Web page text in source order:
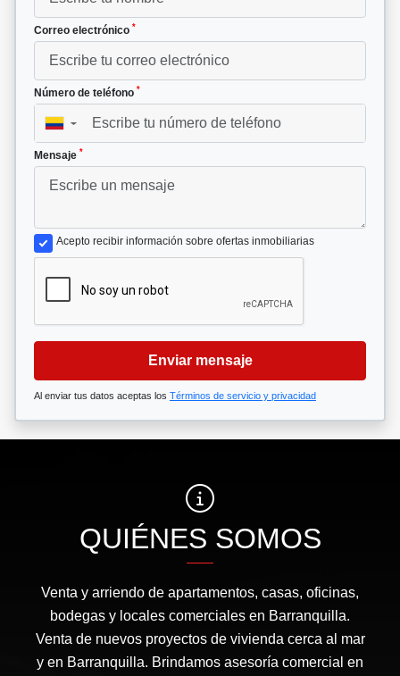
Correo electrónico *
Número de teléfono *
▼
Mensaje *
Acepto recibir información sobre ofertas inmobiliarias
Enviar mensaje
Al enviar tus datos aceptas los Términos de servicio y privacidad
QUIÉNES SOMOS
Venta y arriendo de apartamentos, casas, oficinas,
bodegas y locales comerciales en Barranquilla.
Venta de nuevos proyectos de vivienda cerca al mar
y en Barranquilla. Brindamos asesoría comercial en